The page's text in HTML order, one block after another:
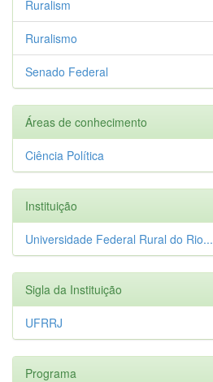
Ruralism
Ruralismo
Senado Federal
Áreas de conhecimento
Ciência Política
Instituição
Universidade Federal Rural do Rio...
Sigla da Instituição
UFRRJ
Programa